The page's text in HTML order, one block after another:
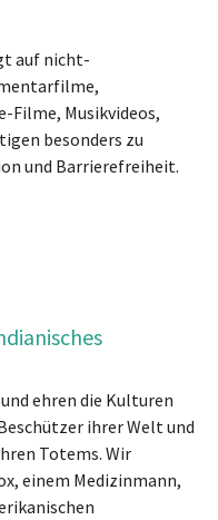
auf nicht-
Filme, Musikvideos,
besonders zu
und Barrierefreiheit.
ehren die Kulturen
ihrer Welt und
Totems. Wir
einem Medizinmann,